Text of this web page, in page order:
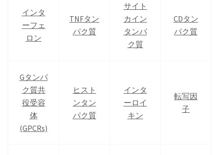
インタ
ーフェ
ロン
TNFタン
パク質
サイト
カイン
タンパ
ク質
CDタン
パク質
Gタンパ
ク質共
役受容
体
(GPCRs)
ヒスト
ンタン
パク質
インタ
ーロイ
キン
転写因
子